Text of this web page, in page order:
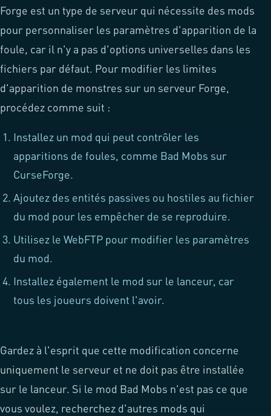
Forge est un type de serveur qui nécessite des mods
pour personnaliser les paramètres d'apparition de la
foule, car il n'y a pas d'options universelles dans les
fichiers par défaut. Pour modifier les limites
d'apparition de monstres sur un serveur Forge,
procédez comme suit :
Installez un mod qui peut contrôler les
apparitions de foules, comme Bad Mobs sur
CurseForge.
Ajoutez des entités passives ou hostiles au fichier
du mod pour les empêcher de se reproduire.
Utilisez le WebFTP pour modifier les paramètres
du mod.
Installez également le mod sur le lanceur, car
tous les joueurs doivent l'avoir.
Gardez à l'esprit que cette modification concerne
uniquement le serveur et ne doit pas être installée
sur le lanceur. Si le mod Bad Mobs n'est pas ce que
vous voulez, recherchez d'autres mods qui